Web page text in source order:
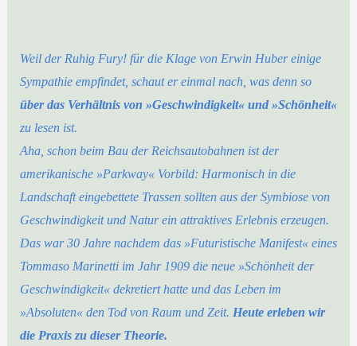
Weil der Ruhig Fury! für die Klage von Erwin Huber einige
Sympathie empfindet, schaut er einmal nach, was denn so
über das Verhältnis von »Geschwindigkeit« und »Schönheit«
zu lesen ist.
Aha, schon beim Bau der Reichsautobahnen ist der
amerikanische »Parkway« Vorbild: Harmonisch in die
Landschaft eingebettete Trassen sollten aus der Symbiose von
Geschwindigkeit und Natur ein attraktives Erlebnis erzeugen.
Das war 30 Jahre nachdem das »Futuristische Manifest« eines
Tommaso Marinetti im Jahr 1909 die neue »Schönheit der
Geschwindigkeit« dekretiert hatte und das Leben im
»Absoluten« den Tod von Raum und Zeit. Heute erleben wir
die Praxis zu dieser Theorie.